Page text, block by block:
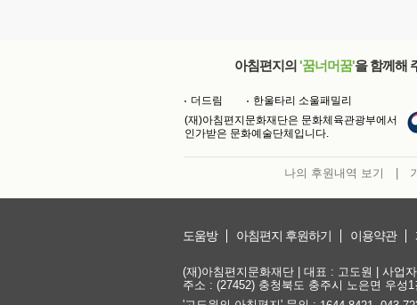
아침편지의 '꿈너머꿈'을 함께해
더드림
한울타리 소울패밀리
(재)아침편지문화재단은 문화체육관광부에서
인가받은 문화예술단체입니다.
나의 후원내역 보기
도움방 아침편지 후원하기 이용약관
(재)아침편지문화재단 | 대표 : 고도원 | 사업
주소 : (27452) 충청북도 충주시 노은면 우성1